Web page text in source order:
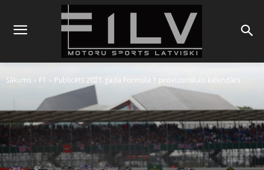
Sākums F1 Publicēts 2021.gada Formula 1 provizoriskais kalendārs